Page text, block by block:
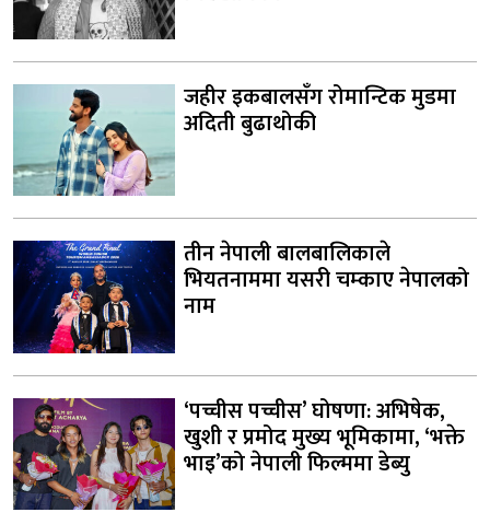
जहीर इकबालसँग रोमान्टिक मुडमा
अदिती बुढाथोकी
तीन नेपाली बालबालिकाले
भियतनाममा यसरी चम्काए नेपालको
नाम
‘पच्चीस पच्चीस’ घोषणा: अभिषेक,
खुशी र प्रमोद मुख्य भूमिकामा, ‘भक्ते
भाइ’को नेपाली फिल्ममा डेब्यु